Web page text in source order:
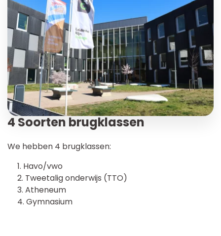
4 Soorten brugklassen
We hebben 4 brugklassen:
Havo/vwo
Tweetalig onderwijs (TTO)
Atheneum
Gymnasium